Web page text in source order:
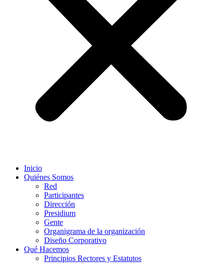
Inicio
Quiénes Somos
Red
Participantes
Dirección
Presidium
Gente
Organigrama de la organización
Diseño Corporativo
Qué Hacemos
Principios Rectores y Estatutos